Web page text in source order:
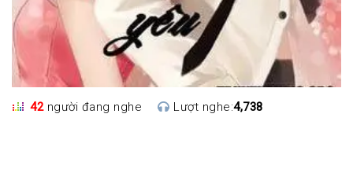
42người đang nghe Lượt nghe:4,738